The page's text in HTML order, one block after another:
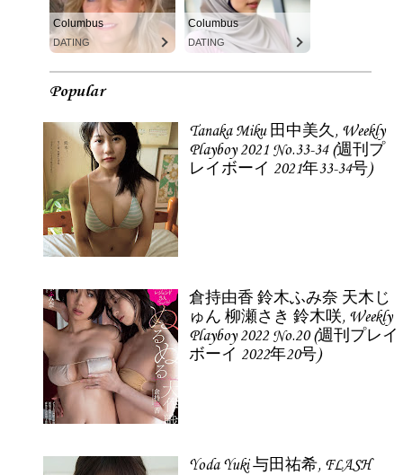
Columbus
DATING
Columbus
DATING
Popular
Tanaka Miku 田中美久, Weekly
Playboy 2021 No.33-34 (週刊プ
レイボーイ 2021年33-34号)
倉持由香 鈴木ふみ奈 天木じ
ゅん 柳瀬さき 鈴木咲, Weekly
Playboy 2022 No.20 (週刊プレイ
ボーイ 2022年20号)
Yoda Yuki 与田祐希, FLASH